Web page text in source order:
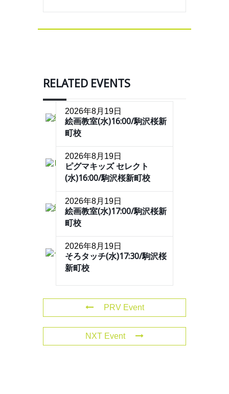
RELATED EVENTS
2026年8月19日
絵画教室(水)16:00/駒沢桜新
町校
2026年8月19日
ピグマキッズ セレクト
(水)16:00/駒沢桜新町校
2026年8月19日
絵画教室(水)17:00/駒沢桜新
町校
2026年8月19日
そろタッチ(水)17:30/駒沢桜
新町校
PRV Event
NXT Event